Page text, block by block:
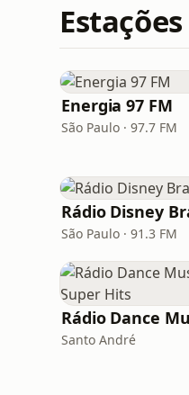
Energia 97 FM
São Paulo · 97.7 FM
Rádio Disney
São Paulo · 91.3 FM
Santo André